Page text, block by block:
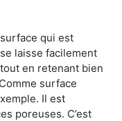
qui est
laisse facilement
en retenant bien
surface
Il est
poreuses. C’est